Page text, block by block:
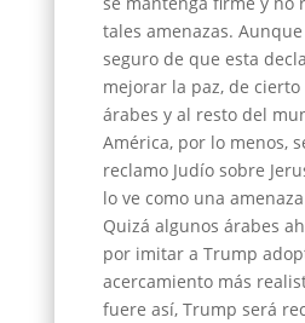
tales amenazas.
seguro de que esta
mejorar la paz, de
árabes y al resto del
América, por lo menos,
reclamo Judío sobre
lo ve como una
Quizá algunos árabes
por imitar a Trump
acercamiento más
fuere así, Trump será